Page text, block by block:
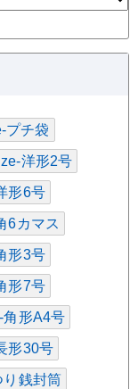
プチ袋
洋形2号
形6号
6カマス
形3号
形7号
角形A4号
形30号
り銭封筒